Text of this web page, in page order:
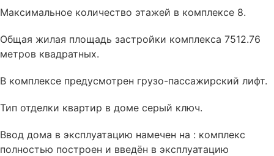
Максимальное количество этажей в комплексе 8.
Общая жилая площадь застройки комплекса 7512.76
метров квадратных.
В комплексе предусмотрен грузо-пассажирский лифт.
Тип отделки квартир в доме серый ключ.
Ввод дома в эксплуатацию намечен на : комплекс
полностью построен и введён в эксплуатацию